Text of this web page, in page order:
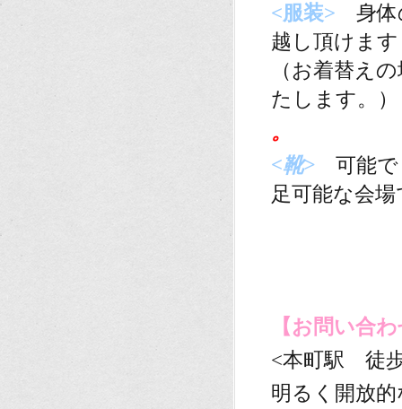
<服装> 身
越し頂けま
（お着替え
たします。）
。
<靴>
可能
足可能な会
【お問い合
<本町駅 徒
明るく開放